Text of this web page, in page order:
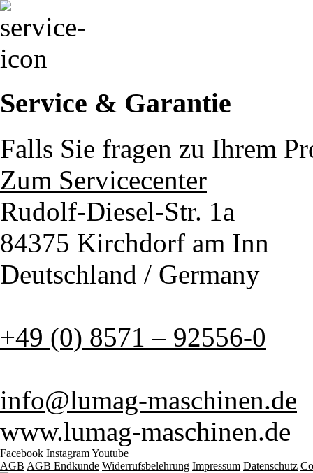
Service & Garantie
Falls Sie fragen zu Ihrem
Zum Servicecenter
Rudolf-Diesel-Str. 1a
84375 Kirchdorf am Inn
Deutschland / Germany
+49 (0) 8571 – 92556-0
info@lumag-maschinen.de
www.lumag-maschinen.de
Facebook InstagramYoutube
AGB AGB Endkunde Widerrufsbelehrung Impressum Datenschutz